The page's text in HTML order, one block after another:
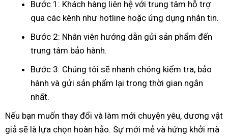
Bước 1: Khách hàng liên hệ với trung tâm hỗ trợ
qua các kênh như hotline hoặc ứng dụng nhắn tin.
Bước 2: Nhân viên hướng dẫn gửi sản phẩm đến
trung tâm bảo hành.
Bước 3: Chúng tôi sẽ nhanh chóng kiểm tra, bảo
hành và gửi sản phẩm lại trong thời gian ngắn
nhất.
Nếu bạn muốn thay đổi và làm mới chuyện yêu, dương vật
giả sẽ là lựa chọn hoàn hảo. Sự mới mẻ và hứng khởi mà